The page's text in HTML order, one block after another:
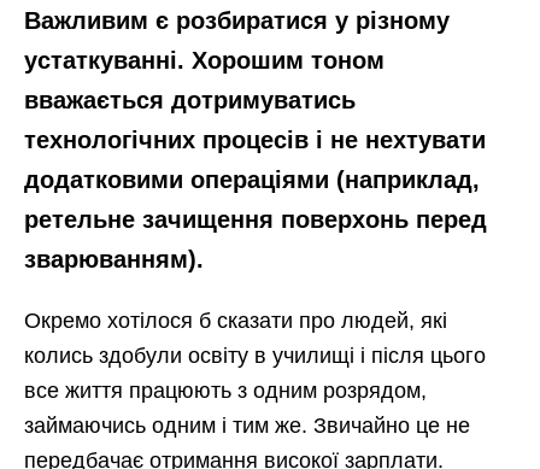
Важливим є розбиратися у різному
устаткуванні. Хорошим тоном
вважається дотримуватись
технологічних процесів і не нехтувати
додатковими операціями (наприклад,
ретельне зачищення поверхонь перед
зварюванням).
Окремо хотілося б сказати про людей, які
колись здобули освіту в училищі і після цього
все життя працюють з одним розрядом,
займаючись одним і тим же. Звичайно це не
передбачає отримання високої зарплати.